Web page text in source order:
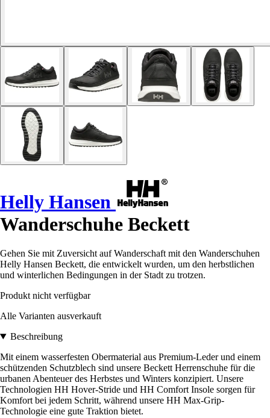
Helly Hansen
Wanderschuhe Beckett
Gehen Sie mit Zuversicht auf Wanderschaft mit den Wanderschuhen
Helly Hansen Beckett, die entwickelt wurden, um den herbstlichen
und winterlichen Bedingungen in der Stadt zu trotzen.
Produkt nicht verfügbar
Alle Varianten ausverkauft
Beschreibung
Mit einem wasserfesten Obermaterial aus Premium-Leder und einem
schützenden Schutzblech sind unsere Beckett Herrenschuhe für die
urbanen Abenteuer des Herbstes und Winters konzipiert. Unsere
Technologien HH Hover-Stride und HH Comfort Insole sorgen für
Komfort bei jedem Schritt, während unsere HH Max-Grip-
Technologie eine gute Traktion bietet.